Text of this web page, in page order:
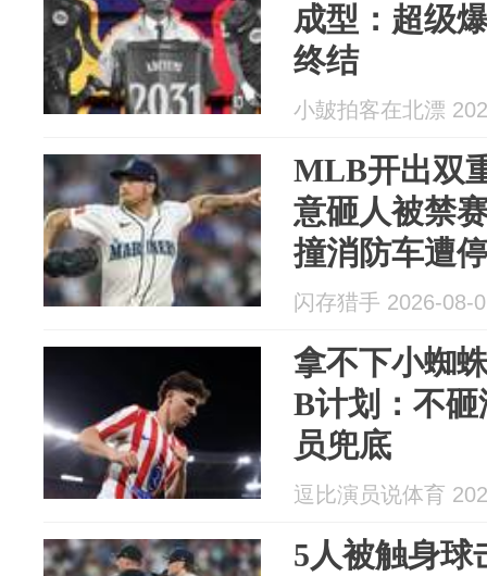
成型：超级
终结
小皷拍客在北漂
MLB开出双
意砸人被禁
撞消防车遭
闪存猎手 2026-08-
拿不下小蜘
B计划：不
员兜底
逗比演员说体育
5人被触身球